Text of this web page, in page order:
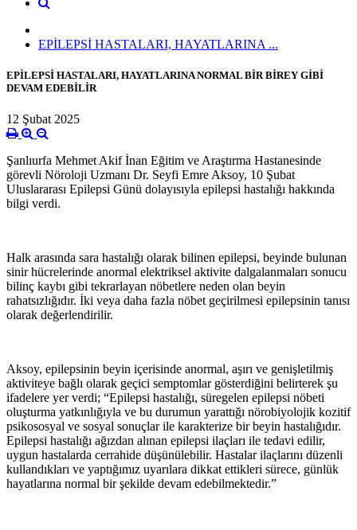
EPİLEPSİ HASTALARI, HAYATLARINA ...
EPİLEPSİ HASTALARI, HAYATLARINA NORMAL BİR BİREY GİBİ
DEVAM EDEBİLİR
12 Şubat 2025
Şanlıurfa Mehmet Akif İnan Eğitim ve Araştırma Hastanesinde
görevli Nöroloji Uzmanı Dr. Seyfi Emre Aksoy, 10 Şubat
Uluslararası Epilepsi Günü dolayısıyla epilepsi hastalığı hakkında
bilgi verdi.
Halk arasında sara hastalığı olarak bilinen epilepsi, beyinde bulunan
sinir hücrelerinde anormal elektriksel aktivite dalgalanmaları sonucu
bilinç kaybı gibi tekrarlayan nöbetlere neden olan beyin
rahatsızlığıdır. İki veya daha fazla nöbet geçirilmesi epilepsinin tanısı
olarak değerlendirilir.
Aksoy, epilepsinin beyin içerisinde anormal, aşırı ve genişletilmiş
aktiviteye bağlı olarak geçici semptomlar gösterdiğini belirterek şu
ifadelere yer verdi; “Epilepsi hastalığı, süregelen epilepsi nöbeti
oluşturma yatkınlığıyla ve bu durumun yarattığı nörobiyolojik kozitif
psikososyal ve sosyal sonuçlar ile karakterize bir beyin hastalığıdır.
Epilepsi hastalığı ağızdan alınan epilepsi ilaçları ile tedavi edilir,
uygun hastalarda cerrahide düşünülebilir. Hastalar ilaçlarını düzenli
kullandıkları ve yaptığımız uyarılara dikkat ettikleri sürece, günlük
hayatlarına normal bir şekilde devam edebilmektedir.”